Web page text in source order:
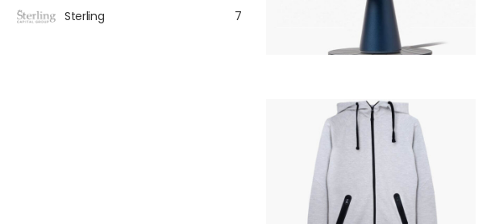
Sterling 7